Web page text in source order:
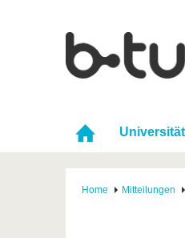
Universität
Home Mitteilungen